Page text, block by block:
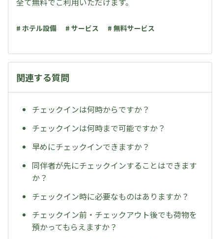
# ホテル設備 # サービス # 無料サービス
関連する質問
チェックインは何時からですか？
チェックインは何時まで可能ですか？
早めにチェックインできますか？
同伴者が先にチェックインすることはできます
か？
チェックイン時に必要なものはありますか？
チェックイン前・チェックアウト後でも荷物を
預かってもらえますか？